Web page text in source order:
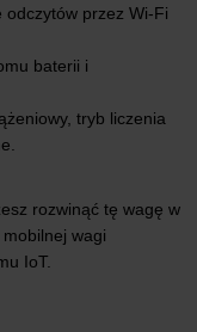
odczytów przez Wi-Fi
baterii i
tryb liczenia
rozwinąć tę wagę w
wagi
IoT.